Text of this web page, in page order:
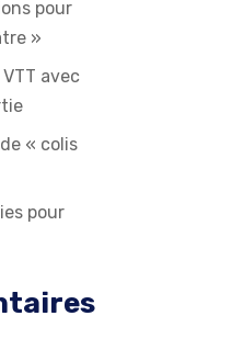
pour
»
avec
« colis
pour